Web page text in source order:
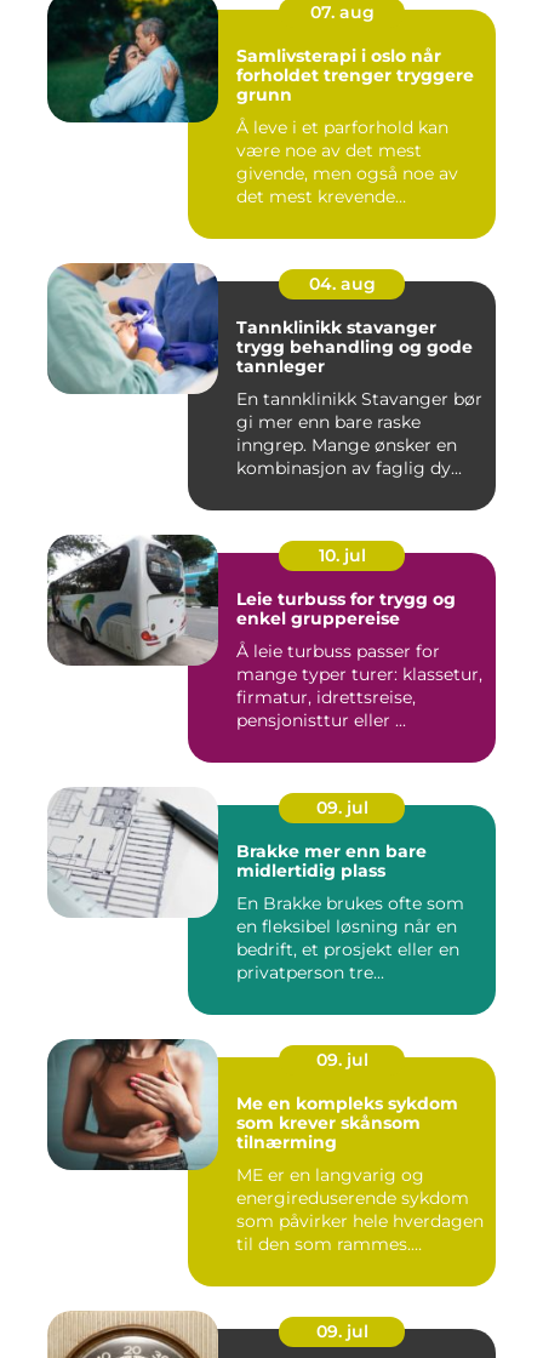
07. aug
Samlivsterapi i oslo når
forholdet trenger tryggere
grunn
Å leve i et parforhold kan
være noe av det mest
givende, men også noe av
det mest krevende
04. aug
Tannklinikk stavanger
trygg behandling og gode
tannleger
En tannklinikk Stavanger bør
gi mer enn bare raske
inngrep. Mange ønsker en
kombinasjon av faglig dy...
10. jul
Leie turbuss for trygg og
enkel gruppereise
Å leie turbuss passer for
mange typer turer: klassetur,
firmatur, idrettsreise,
pensjonisttur eller ...
09. jul
Brakke mer enn bare
midlertidig plass
En Brakke brukes ofte som
en fleksibel løsning når en
bedrift, et prosjekt eller en
privatperson tre...
09. jul
Me en kompleks sykdom
som krever skånsom
tilnærming
ME er en langvarig og
energireduserende sykdom
som påvirker hele hverdagen
til den som rammes.
09. jul